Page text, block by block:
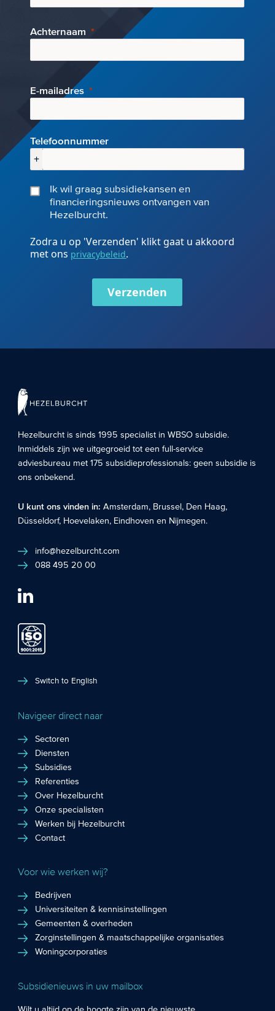
Achternaam
E-mailadres
Telefoonnummer
+
Ik wil graag subsidiekansen en
financieringsnieuws ontvangen van
Hezelburcht.
Zodra u op 'Verzenden' klikt gaat u akkoord
met ons privacybeleid.
Verzenden
Hezelburcht is sinds 1995 specialist inWBSO subsidie.
Inmiddels zijn we uitgegroeid tot een full-service
adviesbureau met 175 subsidieprofessionals: geen subsidie is
ons onbekend.
U kunt ons vinden in:Amsterdam, Brussel, Den Haag,
Düsseldorf, Hoevelaken, Eindhoven en Nijmegen.
info@hezelburcht.com
088 495 20 00
Switch to English
Navigeer direct naar
Sectoren
Diensten
Subsidies
Referenties
Over Hezelburcht
Onze specialisten
Werken bij Hezelburcht
Contact
Voor wie werken wij?
Bedrijven
Universiteiten & kennisinstellingen
Gemeenten & overheden
Zorginstellingen & maatschappelijke organisaties
Woningcorporaties
Subsidienieuws in uw mailbox